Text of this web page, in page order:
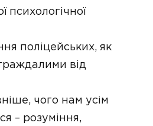
психологічної
поліцейських, як
від
чого нам усім
– розуміння,